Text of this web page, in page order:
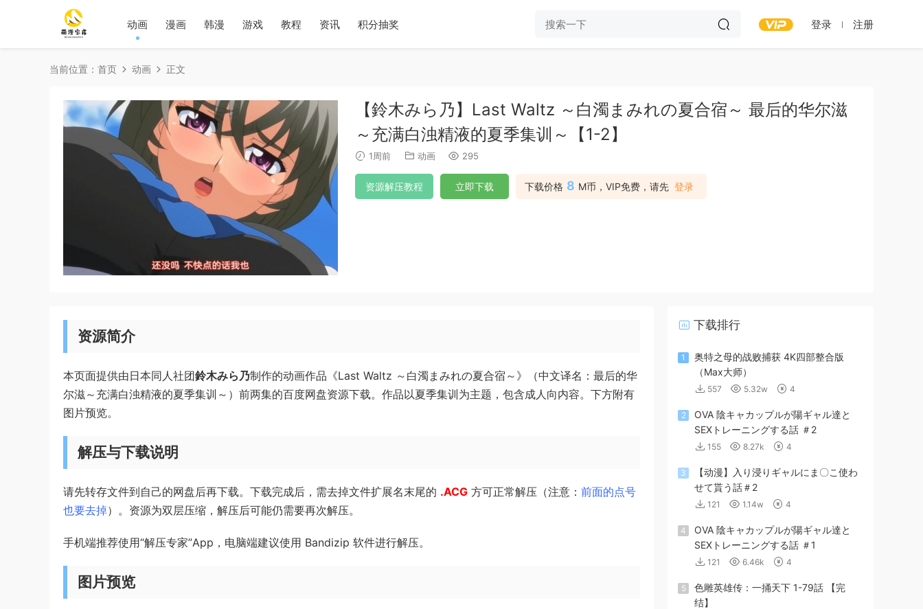
动画 漫画 韩漫 游戏 教程 资讯 积分抽奖 登录 注册
当前位置： 首页 动画 正文
【鈴木みら乃】Last Waltz ～白濁まみれの夏合宿～ 最后的华尔滋
～充满白浊精液的夏季集训～【1-2】
1周前 动画 295
下载价格 8 M币，VIP免费，请先 登录
资源解压教程 立即下载
资源简介
本页面提供由日本同人社团鈴木みら乃制作的动画作品《Last Waltz ～白濁まみれの夏合宿～》（中文译名：最后的华
尔滋～充满白浊精液的夏季集训～）前两集的百度网盘资源下载。作品以夏季集训为主题，包含成人向内容。下方附有
图片预览。
解压与下载说明
请先转存文件到自己的网盘后再下载。下载完成后，需去掉文件扩展名末尾的 .ACG 方可正常解压（注意： 前面的点号
也要去掉）。资源为双层压缩，解压后可能仍需要再次解压。
手机端推荐使用“解压专家”App，电脑端建议使用 Bandizip 软件进行解压。
图片预览
下载排行
1
奥特之母的战败捕获 4K四部整合版
（Max大师）
557 5.32w 4
2
OVA 陰キャカップルが陽ギャル達と
SEXトレーニングする話 ＃2
155 8.27k 4
3
【动漫】入り浸りギャルにま〇こ使わ
せて貰う話＃2
121 1.14w 4
4
OVA 陰キャカップルが陽ギャル達と
SEXトレーニングする話 ＃1
121 6.46k 4
5
色雕英雄传：一捅天下 1-79話 【完
结】